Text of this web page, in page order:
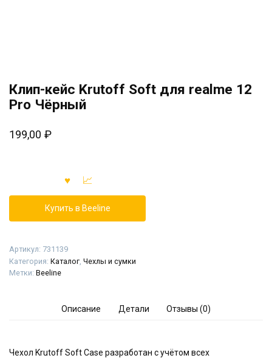
Клип-кейс Krutoff Soft для realme 12
Pro Чёрный
199,00 ₽
Купить в Beeline
Артикул: 731139
Категория: Каталог Чехлы и сумки
Метки: Beeline
Описание Детали Отзывы (0)
Чехол Krutoff Soft Case разработан с учётом всех